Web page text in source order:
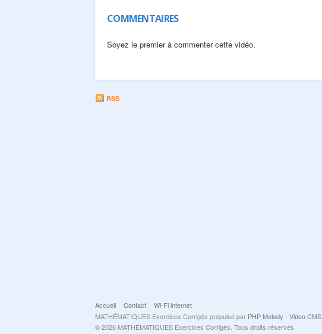
COMMENTAIRES
Soyez le premier à commenter cette vidéo.
RSS
Accueil Contact
Wi-Fi internet
MATHÉMATIQUES Exercices Corrigés propulsé par PHP Melody - Video CMS
© 2026 MATHÉMATIQUES Exercices Corrigés. Tous droits réservés